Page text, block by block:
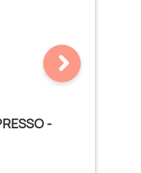
-
von 0 von 5 Sternen